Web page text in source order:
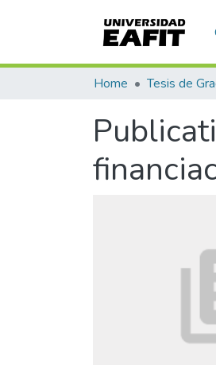
Home Tesis de